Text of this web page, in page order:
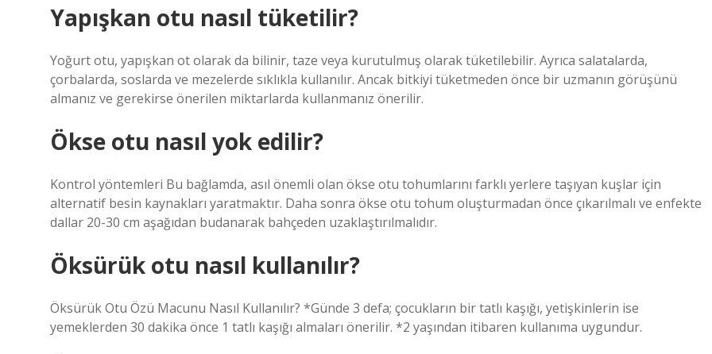
Yapışkan otu nasıl tüketilir?
Yoğurt otu, yapışkan ot olarak da bilinir, taze veya kurutulmuş olarak tüketilebilir. Ayrıca salatalarda,
çorbalarda, soslarda ve mezelerde sıklıkla kullanılır. Ancak bitkiyi tüketmeden önce bir uzmanın görüşünü
almanız ve gerekirse önerilen miktarlarda kullanmanız önerilir.
Ökse otu nasıl yok edilir?
Kontrol yöntemleri Bu bağlamda, asıl önemli olan ökse otu tohumlarını farklı yerlere taşıyan kuşlar için
alternatif besin kaynakları yaratmaktır. Daha sonra ökse otu tohum oluşturmadan önce çıkarılmalı ve enfekte
dallar 20-30 cm aşağıdan budanarak bahçeden uzaklaştırılmalıdır.
Öksürük otu nasıl kullanılır?
Öksürük Otu Özü Macunu Nasıl Kullanılır? *Günde 3 defa; çocukların bir tatlı kaşığı, yetişkinlerin ise
yemeklerden 30 dakika önce 1 tatlı kaşığı almaları önerilir. *2 yaşından itibaren kullanıma uygundur.